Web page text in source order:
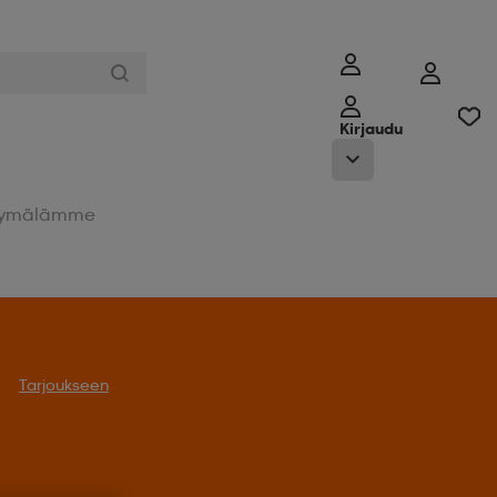
Kirjaudu
Tarjoukseen